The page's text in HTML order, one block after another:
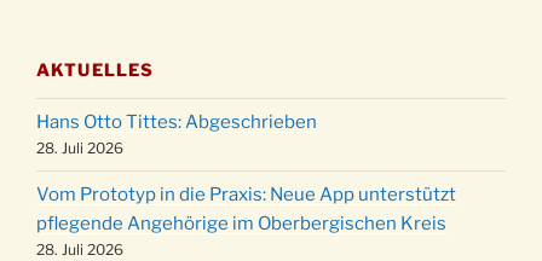
11.12.
Puer-Natus weihnachtliches Brauchtum am
Robert-Gassner-Hof um 17:00 Uhr
19.12.
Kinderbibeltag im Ev. Gemeindehaus von 10-
12 Uhr
20.12.
Weihnachts-Konzert des Honterus Chors in
der Kirche um 17:00 Uhr
AKTUELLES
Hans Otto Tittes: Abgeschrieben
28. Juli 2026
Vom Prototyp in die Praxis: Neue App unterstützt
pflegende Angehörige im Oberbergischen Kreis
28. Juli 2026